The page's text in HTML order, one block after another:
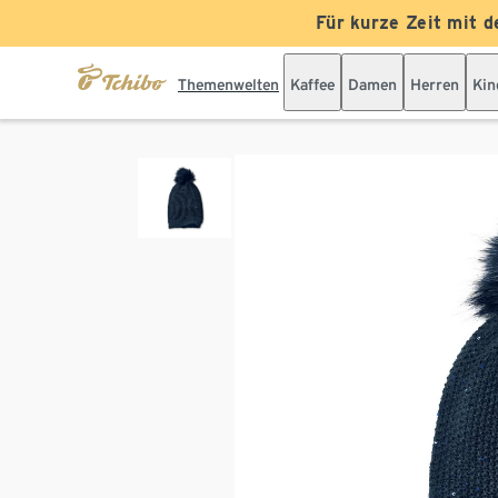
Für kurze Zeit mit
Themenwelten Kaffee Damen Herren